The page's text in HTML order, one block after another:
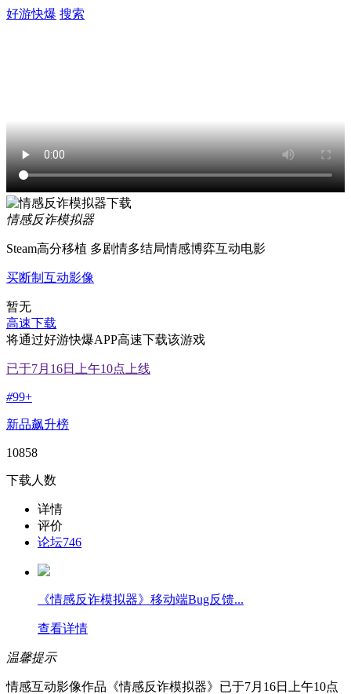
好游快爆 搜索
情感反诈模拟器
Steam高分移植 多剧情多结局情感博弈互动电影
买断制 互动影像
暂无
高速下载
将通过好游快爆APP高速下载该游戏
已于7月16日上午10点上线
#99+
新品飙升榜
10858
下载人数
详情
评价
论坛746
《情感反诈模拟器》移动端Bug反馈...
查看详情
温馨提示
情感互动影像作品《情感反诈模拟器》已于7月16日上午10点